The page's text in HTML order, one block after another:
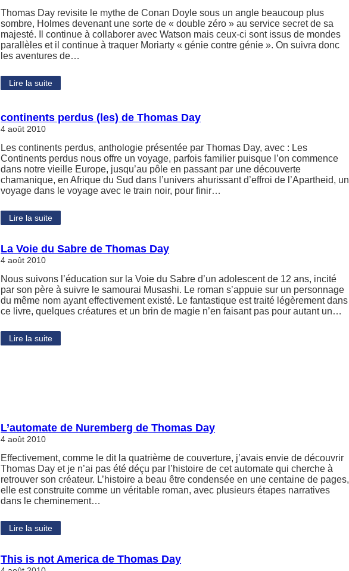
Thomas Day revisite le mythe de Conan Doyle sous un angle beaucoup plus
sombre, Holmes devenant une sorte de « double zéro » au service secret de sa
majesté. Il continue à collaborer avec Watson mais ceux-ci sont issus de mondes
parallèles et il continue à traquer Moriarty « génie contre génie ». On suivra donc
les aventures de…
Lire la suite
continents perdus (les) de Thomas Day
4 août 2010
Les continents perdus, anthologie présentée par Thomas Day, avec : Les
Continents perdus nous offre un voyage, parfois familier puisque l’on commence
dans notre vieille Europe, jusqu’au pôle en passant par une découverte
chamanique, en Afrique du Sud dans l’univers ahurissant d’effroi de l’Apartheid, un
voyage dans le voyage avec le train noir, pour finir…
Lire la suite
La Voie du Sabre de Thomas Day
4 août 2010
Nous suivons l’éducation sur la Voie du Sabre d’un adolescent de 12 ans, incité
par son père à suivre le samourai Musashi. Le roman s’appuie sur un personnage
du même nom ayant effectivement existé. Le fantastique est traité légèrement dans
ce livre, quelques créatures et un brin de magie n’en faisant pas pour autant un…
Lire la suite
L’automate de Nuremberg de Thomas Day
4 août 2010
Effectivement, comme le dit la quatrième de couverture, j’avais envie de découvrir
Thomas Day et je n’ai pas été déçu par l’histoire de cet automate qui cherche à
retrouver son créateur. L’histoire a beau être condensée en une centaine de pages,
elle est construite comme un véritable roman, avec plusieurs étapes narratives
dans le cheminement…
Lire la suite
This is not America de Thomas Day